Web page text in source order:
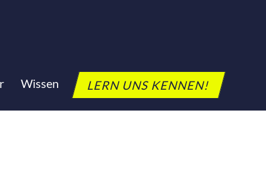
Wissen LERN UNS KENNEN!